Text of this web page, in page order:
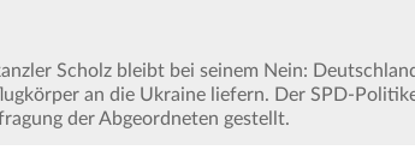
Scholz bleibt bei seinem Nein:
an die Ukraine liefern. Der SPD-
der Abgeordneten gestellt.